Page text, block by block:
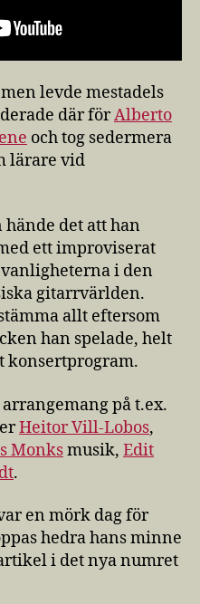
levde mestadels
där förAlberto
och tog sedermera
lärare vid
det att han
ett improviserat
i den
gitarrvärlden.
allt eftersom
han spelade, helt
konsertprogram.
på t.ex.
Heitor Vill-Lobos,
Monksmusik, Edit
.
en mörk dag för
hedra hans minne
i det nya numret